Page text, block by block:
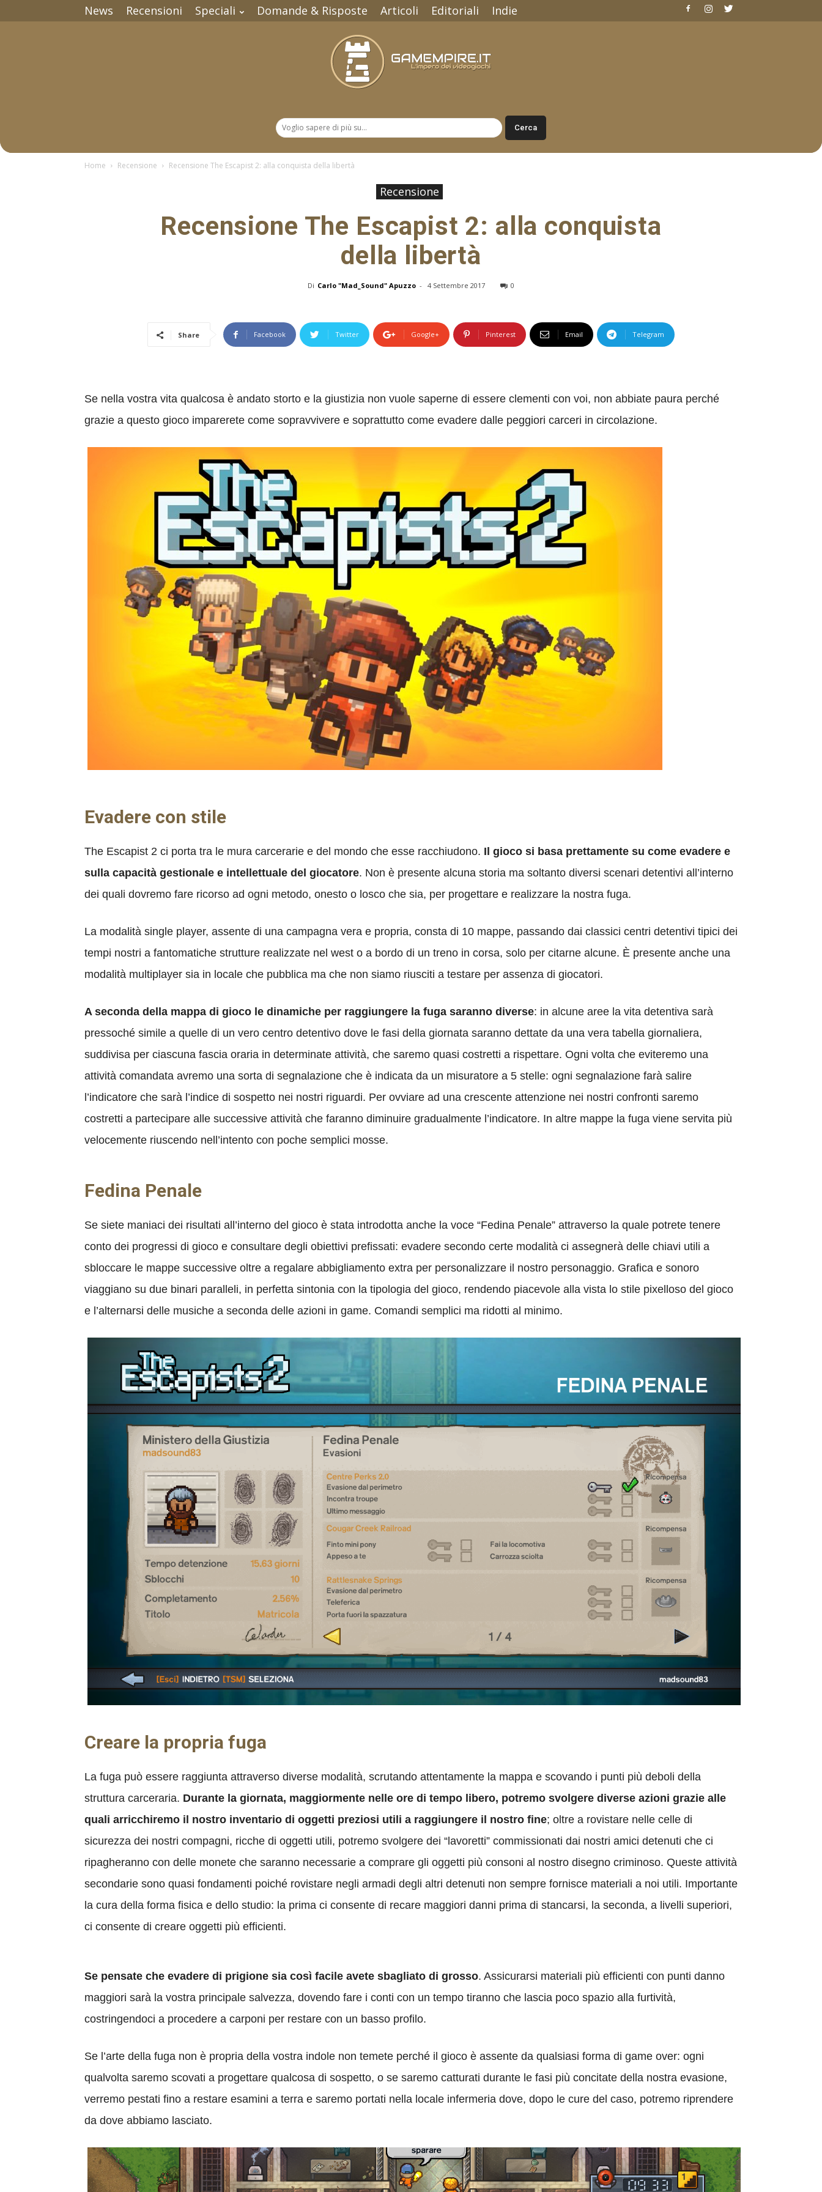
News Recensioni Speciali Domande & Risposte Articoli Editoriali Indie
Home Recensione Recensione The Escapist 2: alla conquista della libertà
Recensione
Recensione The Escapist 2: alla conquista
della libertà
Di Carlo "Mad_Sound" Apuzzo - 4 Settembre 2017 0
Share Facebook Twitter Google+ Pinterest Email Telegram
Se nella vostra vita qualcosa è andato storto e la giustizia non vuole saperne di essere clementi con voi, non abbiate paura perché
grazie a questo gioco imparerete come sopravvivere e soprattutto come evadere dalle peggiori carceri in circolazione.
Evadere con stile
The Escapist 2 ci porta tra le mura carcerarie e del mondo che esse racchiudono. Il gioco si basa prettamente su come evadere e
sulla capacità gestionale e intellettuale del giocatore. Non è presente alcuna storia ma soltanto diversi scenari detentivi all’interno
dei quali dovremo fare ricorso ad ogni metodo, onesto o losco che sia, per progettare e realizzare la nostra fuga.
La modalità single player, assente di una campagna vera e propria, consta di 10 mappe, passando dai classici centri detentivi tipici dei
tempi nostri a fantomatiche strutture realizzate nel west o a bordo di un treno in corsa, solo per citarne alcune. È presente anche una
modalità multiplayer sia in locale che pubblica ma che non siamo riusciti a testare per assenza di giocatori.
A seconda della mappa di gioco le dinamiche per raggiungere la fuga saranno diverse: in alcune aree la vita detentiva sarà
pressoché simile a quelle di un vero centro detentivo dove le fasi della giornata saranno dettate da una vera tabella giornaliera,
suddivisa per ciascuna fascia oraria in determinate attività, che saremo quasi costretti a rispettare. Ogni volta che eviteremo una
attività comandata avremo una sorta di segnalazione che è indicata da un misuratore a 5 stelle: ogni segnalazione farà salire
l’indicatore che sarà l’indice di sospetto nei nostri riguardi. Per ovviare ad una crescente attenzione nei nostri confronti saremo
costretti a partecipare alle successive attività che faranno diminuire gradualmente l’indicatore. In altre mappe la fuga viene servita più
velocemente riuscendo nell’intento con poche semplici mosse.
Fedina Penale
Se siete maniaci dei risultati all’interno del gioco è stata introdotta anche la voce “Fedina Penale” attraverso la quale potrete tenere
conto dei progressi di gioco e consultare degli obiettivi prefissati: evadere secondo certe modalità ci assegnerà delle chiavi utili a
sbloccare le mappe successive oltre a regalare abbigliamento extra per personalizzare il nostro personaggio. Grafica e sonoro
viaggiano su due binari paralleli, in perfetta sintonia con la tipologia del gioco, rendendo piacevole alla vista lo stile pixelloso del gioco
e l’alternarsi delle musiche a seconda delle azioni in game. Comandi semplici ma ridotti al minimo.
Creare la propria fuga
La fuga può essere raggiunta attraverso diverse modalità, scrutando attentamente la mappa e scovando i punti più deboli della
struttura carceraria. Durante la giornata, maggiormente nelle ore di tempo libero, potremo svolgere diverse azioni grazie alle
quali arricchiremo il nostro inventario di oggetti preziosi utili a raggiungere il nostro fine; oltre a rovistare nelle celle di
sicurezza dei nostri compagni, ricche di oggetti utili, potremo svolgere dei “lavoretti” commissionati dai nostri amici detenuti che ci
ripagheranno con delle monete che saranno necessarie a comprare gli oggetti più consoni al nostro disegno criminoso. Queste attività
secondarie sono quasi fondamenti poiché rovistare negli armadi degli altri detenuti non sempre fornisce materiali a noi utili. Importante
la cura della forma fisica e dello studio: la prima ci consente di recare maggiori danni prima di stancarsi, la seconda, a livelli superiori,
ci consente di creare oggetti più efficienti.
Se pensate che evadere di prigione sia così facile avete sbagliato di grosso. Assicurarsi materiali più efficienti con punti danno
maggiori sarà la vostra principale salvezza, dovendo fare i conti con un tempo tiranno che lascia poco spazio alla furtività,
costringendoci a procedere a carponi per restare con un basso profilo.
Se l’arte della fuga non è propria della vostra indole non temete perché il gioco è assente da qualsiasi forma di game over: ogni
qualvolta saremo scovati a progettare qualcosa di sospetto, o se saremo catturati durante le fasi più concitate della nostra evasione,
verremo pestati fino a restare esamini a terra e saremo portati nella locale infermeria dove, dopo le cure del caso, potremo riprendere
da dove abbiamo lasciato.